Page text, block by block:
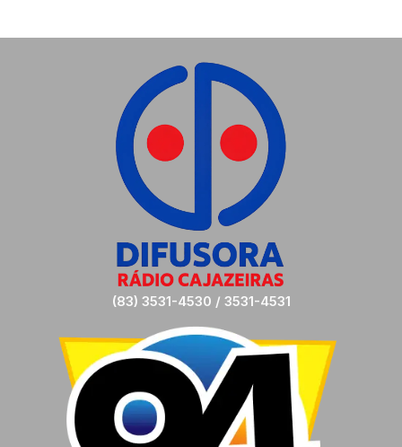
(83) 3531-4530 / 3531-4531